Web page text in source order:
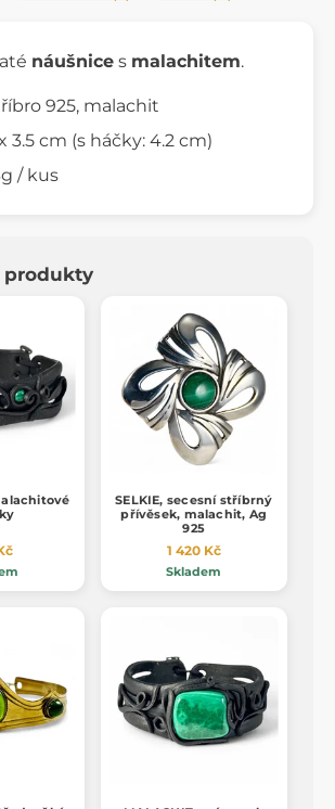
náušnice s malachitem.
925, malachit
3.5 cm (s háčky: 4.2 cm)
/ kus
produkty
SELKIE, secesní stříbrný
přívěsek, malachit, Ag
925
1 420 Kč
Skladem